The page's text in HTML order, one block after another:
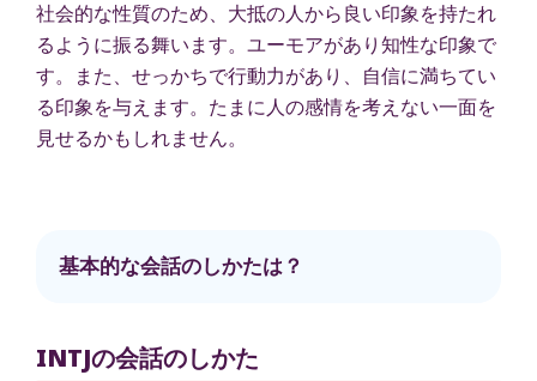
社会的な性質のため、大抵の人から良い印象を持たれ
るように振る舞います。ユーモアがあり知性な印象で
す。また、せっかちで行動力があり、自信に満ちてい
る印象を与えます。たまに人の感情を考えない一面を
見せるかもしれません。
基本的な会話のしかたは？
INTJの会話のしかた